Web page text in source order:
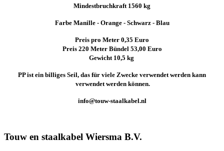
Mindestbruchkraft 1560 kg
Farbe Manille - Orange - Schwarz - Blau
Preis pro Meter 0,35 Euro
Preis 220 Meter Bündel 53,00 Euro
Gewicht 10,5 kg
PP ist ein billiges Seil, das für viele Zwecke verwendet werden kann
verwendet werden können.
info@touw-staalkabel.nl
Touw en staalkabel Wiersma B.V.